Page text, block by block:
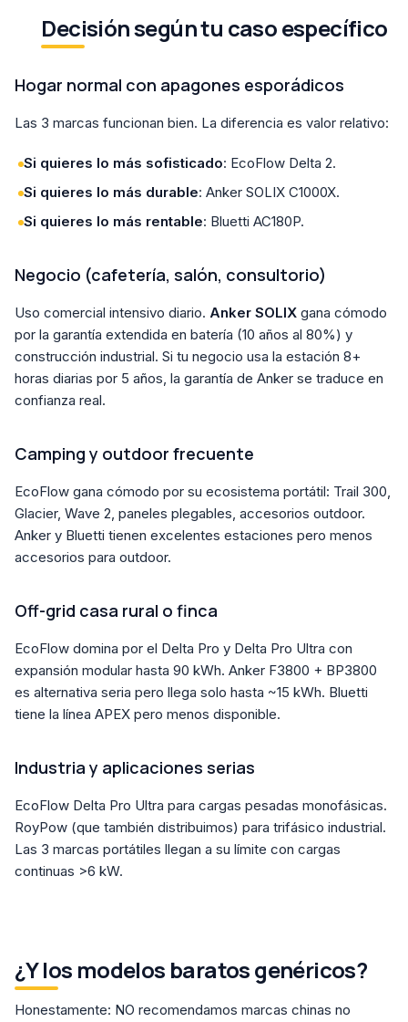
Decisión según tu caso específico
Hogar normal con apagones esporádicos
Las 3 marcas funcionan bien. La diferencia es valor relativo:
Si quieres lo más sofisticado: EcoFlow Delta 2.
Si quieres lo más durable: Anker SOLIX C1000X.
Si quieres lo más rentable: Bluetti AC180P.
Negocio (cafetería, salón, consultorio)
Uso comercial intensivo diario. Anker SOLIX gana cómodo
por la garantía extendida en batería (10 años al 80%) y
construcción industrial. Si tu negocio usa la estación 8+
horas diarias por 5 años, la garantía de Anker se traduce en
confianza real.
Camping y outdoor frecuente
EcoFlow gana cómodo por su ecosistema portátil: Trail 300,
Glacier, Wave 2, paneles plegables, accesorios outdoor.
Anker y Bluetti tienen excelentes estaciones pero menos
accesorios para outdoor.
Off-grid casa rural o finca
EcoFlow domina por el Delta Pro y Delta Pro Ultra con
expansión modular hasta 90 kWh. Anker F3800 + BP3800
es alternativa seria pero llega solo hasta ~15 kWh. Bluetti
tiene la línea APEX pero menos disponible.
Industria y aplicaciones serias
EcoFlow Delta Pro Ultra para cargas pesadas monofásicas.
RoyPow (que también distribuimos) para trifásico industrial.
Las 3 marcas portátiles llegan a su límite con cargas
continuas >6 kW.
¿Y los modelos baratos genéricos?
Honestamente: NO recomendamos marcas chinas no